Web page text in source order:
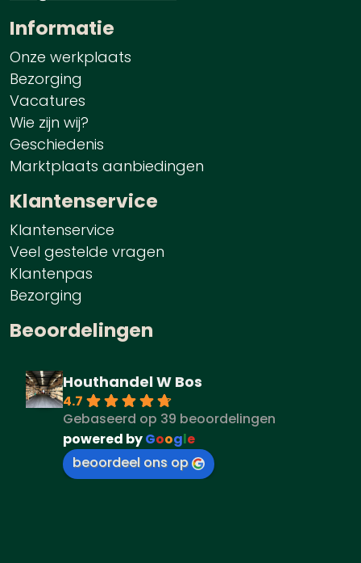
Informatie
Onze werkplaats
Bezorging
Vacatures
Wie zijn wij?
Geschiedenis
Marktplaats aanbiedingen
Klantenservice
Klantenservice
Veel gestelde vragen
Klantenpas
Bezorging
Beoordelingen
Houthandel W Bos
4.7
Gebaseerd op 39 beoordelingen
powered byGoogle
beoordeel ons op